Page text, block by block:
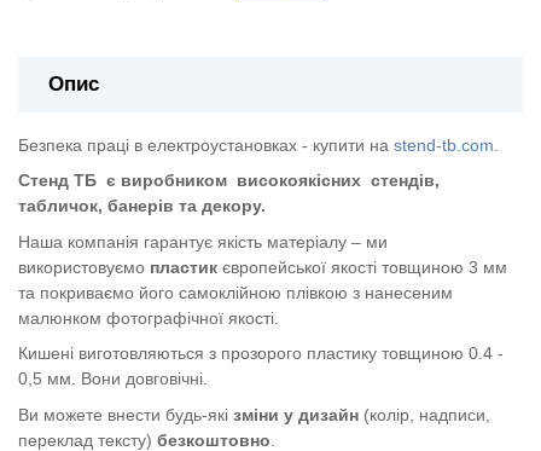
Опис
Безпека праці в електроустановках - купити на stend-tb.com.
Стенд ТБ є виробником високоякісних стендів,
табличок, банерів та декору.
Наша компанія гарантує якість матеріалу – ми
використовуємо пластик європейської якості товщиною 3 мм
та покриваємо його самоклійною плівкою з нанесеним
малюнком фотографічної якості.
Кишені виготовляються з прозорого пластику товщиною 0.4 -
0,5 мм. Вони довговічні.
Ви можете внести будь-які зміни у дизайн (колір, надписи,
переклад тексту) безкоштовно